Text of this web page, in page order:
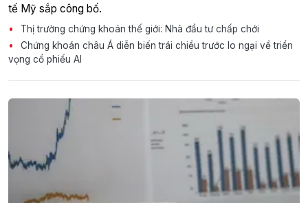
tế Mỹ sắp công bố.
Thị trường chứng khoán thế giới: Nhà đầu tư chấp chới
Chứng khoán châu Á diễn biến trái chiều trước lo ngại về triển
vọng cổ phiếu AI